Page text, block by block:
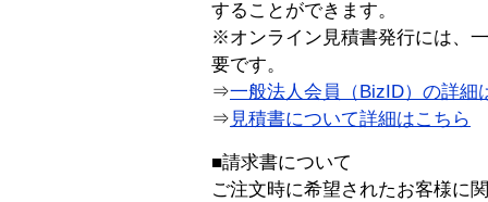
することができます。
※オンライン見積書発行には、
要です。
⇒一般法人会員（BizID）の詳細
⇒ 見積書について詳細はこちら
■請求書について
ご注文時に希望されたお客様に